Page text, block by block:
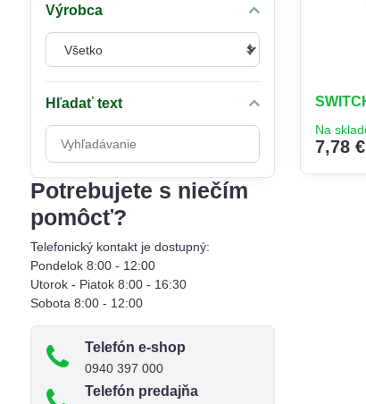
Na
7,78 €
Výrobca
Hľadať text
Prehľadať
výsledky
filtra
fulltextom
Potrebujete s niečím
pomôcť?
Telefonický kontakt je dostupný:
Pondelok 8:00 - 12:00
Utorok - Piatok 8:00 - 16:30
Sobota 8:00 - 12:00
Telefón e-shop
0940 397 000
Telefón predajňa